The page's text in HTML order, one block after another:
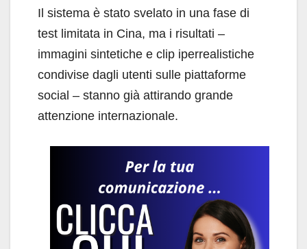
Il sistema è stato svelato in una fase di
test limitata in Cina, ma i risultati –
immagini sintetiche e clip iperrealistiche
condivise dagli utenti sulle piattaforme
social – stanno già attirando grande
attenzione internazionale.